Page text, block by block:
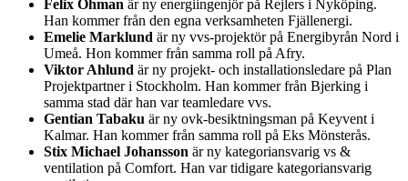
Felix Öhman är ny energiingenjör på Rejlers i Nyköping.
Han kommer från den egna verksamheten Fjällenergi.
Emelie Marklund är ny vvs-projektör på Energibyrån Nord i
Umeå. Hon kommer från samma roll på Afry.
Viktor Ahlund är ny projekt- och installationsledare på Plan
Projektpartner i Stockholm. Han kommer från Bjerking i
samma stad där han var teamledare vvs.
Gentian Tabaku är ny ovk-besiktningsman på Keyvent i
Kalmar. Han kommer från samma roll på Eks Mönsterås.
Stix Michael Johansson är ny kategoriansvarig vs &
ventilation på Comfort. Han var tidigare kategoriansvarig